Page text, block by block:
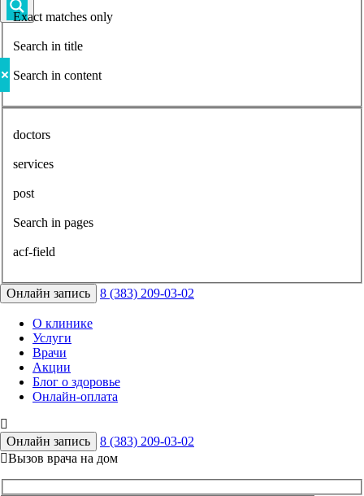
Exact matches only
Search in title
Search in content
doctors
services
post
Search in pages
acf-field
Онлайн запись 8 (383) 209-03-02
О клинике
Услуги
Врачи
Акции
Блог о здоровье
Онлайн-оплата
Онлайн запись
8 (383) 209-03-02
Вызов врача на дом